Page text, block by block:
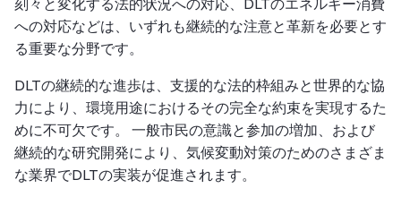
への対応などは、いずれも継続的な注意と革新を必要とす
る重要な分野です。
DLTの継続的な進歩は、支援的な法的枠組みと世界的な協
力により、環境用途におけるその完全な約束を実現するた
めに不可欠です。 一般市民の意識と参加の増加、および
継続的な研究開発により、気候変動対策のためのさまざま
な業界でDLTの実装が促進されます。